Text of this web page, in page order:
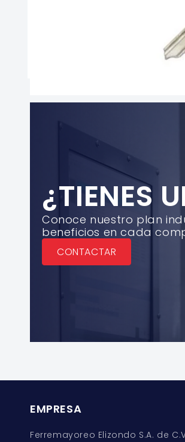
¿TIENES
Conoce nuestro plan
beneficios en cada
CONTACTAR
EMPRESA
Ferremayoreo Elizondo S.A. de